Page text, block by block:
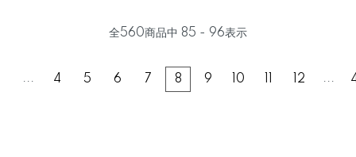
全560商品中 85 - 96表示
... 4 5 6 7 8 9 10 12 ...